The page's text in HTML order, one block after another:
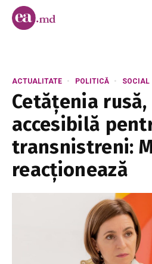
ACTUALITATE POLITICĂ SOCIAL
Cetățenia rusă,
accesibilă
transnistreni:
reacționează